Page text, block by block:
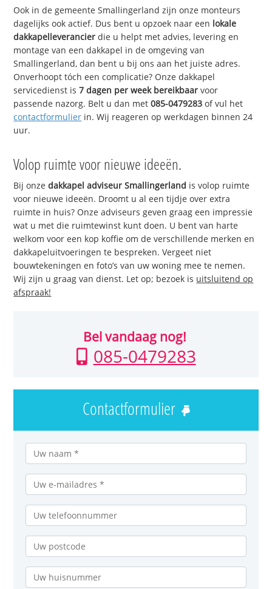
Ook in de gemeente Smallingerland zijn onze monteurs
dagelijks ook actief. Dus bent u opzoek naar een lokale
dakkapelleverancier die u helpt met advies, levering en
montage van een dakkapel in de omgeving van
Smallingerland, dan bent u bij ons aan het juiste adres.
Onverhoopt tóch een complicatie? Onze dakkapel
servicedienst is7 dagen per week bereikbaar voor
passende nazorg. Belt u dan met085-0479283 of vul het
contactformulier in. Wij reageren op werkdagen binnen 24
uur.
Volop ruimte voor nieuwe ideeën.
Bij onzedakkapel adviseur Smallingerland is volop ruimte
voor nieuwe ideeën. Droomt u al een tijdje over extra
ruimte in huis? Onze adviseurs geven graag een impressie
wat u met die ruimtewinst kunt doen. U bent van harte
welkom voor een kop koffie om de verschillende merken en
dakkapeluitvoeringen te bespreken. Vergeet niet
bouwtekeningen en foto’s van uw woning mee te nemen.
Wij zijn u graag van dienst. Let op; bezoek is uitsluitend op
afspraak!
Bel vandaag nog!
085-0479283
Contactformulier